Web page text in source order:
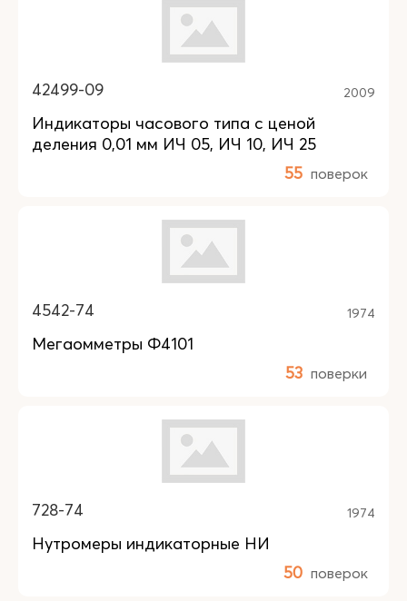
42499-09 2009
Индикаторы часового типа с ценой
деления 0,01 мм ИЧ 05, ИЧ 10, ИЧ 25
55 поверок
4542-74 1974
Мегаомметры Ф4101
53 поверки
728-74 1974
Нутромеры индикаторные НИ
50 поверок